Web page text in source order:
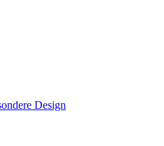
Design